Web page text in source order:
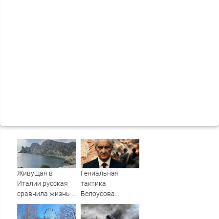
Живущая в
Италии русская
сравнила жизнь в
Европе и в Крыму
Гениальная
тактика
Белоусова
сработала:
Мощнейший удар